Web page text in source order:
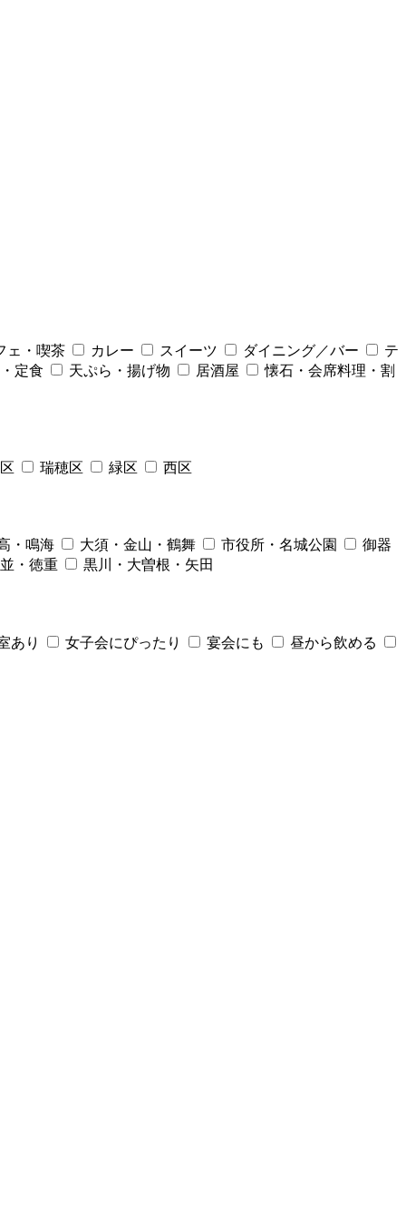
ェ・喫茶 カレー スイーツ ダイニング／バー
テ
定食
天ぷら・揚げ物 居酒屋 懐石・会席料理・割
瑞穂区 緑区 西区
・鳴海 大須・金山・鶴舞 市役所・名城公園
御器
・徳重
黒川・大曽根・矢田
あり 女子会にぴったり 宴会にも 昼から飲める